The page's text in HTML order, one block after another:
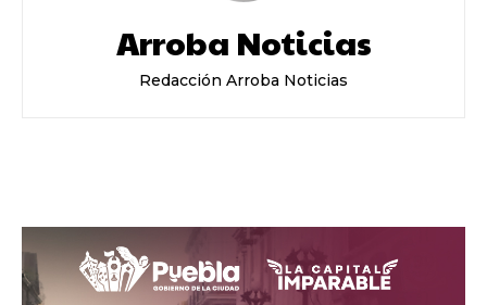
Arroba Noticias
Redacción Arroba Noticias